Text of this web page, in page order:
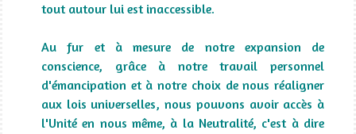
tout autour lui est inaccessible.
Au fur et à mesure de notre expansion de
conscience, grâce à notre travail personnel
d'émancipation et à notre choix de nous réaligner
aux lois universelles, nous pouvons avoir accès à
l'Unité en nous même, à la Neutralité, c'est à dire